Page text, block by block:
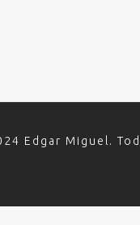
Edgar Miguel.